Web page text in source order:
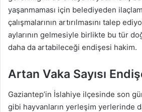
yaşanmaması için belediyeden
çalışmalarının artırılmasını talep
aylarının gelmesiyle birlikte bu tür
daha da artabileceği endişesi hakim.
Artan Vaka Sayısı
Gaziantep’in İslahiye ilçesinde son
gibi hayvanların yerleşim yerlerinde